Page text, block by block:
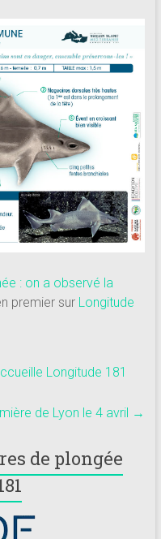
: on a observé la
premier sur Longitude
Longitude 181
de Lyon le 4 avril →
de plongée